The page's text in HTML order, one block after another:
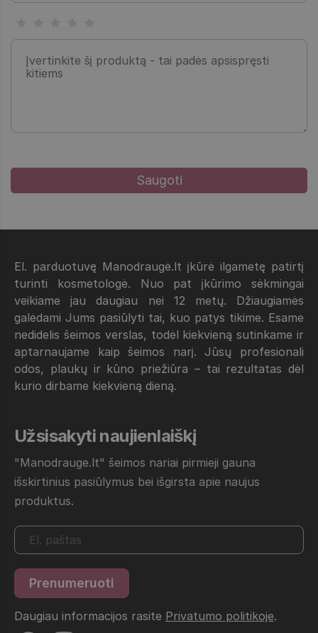
El. parduotuvę Manodraugė.lt įkūrė ilgametę patirtį
turinti kosmetologė. Nuo pat įkūrimo sėkmingai
veikiame jau daugiau nei 12 metų. Džiaugiamės
galėdami Jums pasiūlyti tai, kuo patys tikime. Esame
nedidelis šeimos verslas, todėl kiekvieną sutinkame ir
aptarnaujame kaip šeimos narį. Jūsų profesionali
odos, plaukų ir kūno priežiūra – tai rezultatas dėl
kurio dirbame kiekvieną dieną.
Užsisakyti naujienlaiškį
"Manodrauge.lt" šeimos nariai pirmieji gauna
išskirtinius pasiūlymus bei išgirsta apie naujus
produktus.
Daugiau informacijos rasite Privatumo politikoje.